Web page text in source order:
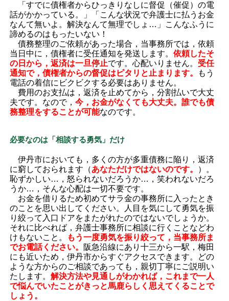
「すでに債権者からひっきりなしに督促（催促）の電
話がかかっている。」「こんな状況で弁護士に払うお金
なんて無いよ。解決なんて無理でしょ…」こんなふうに
諦めるのはもったいない！
債務整理のご依頼があった場合，当事務所では，依頼
当日中に，債権者に受任通知を発送します。 依頼したそ
の日から，返済は一旦停止です。心配いりません。 受任
通知で，債権者からの督促はピタリと止まります。
もう
電話の着信にビクビクする必要はありません。
費用のお支払は，返済を止めてから，分割払いで大丈
夫です。なので， 今，お金がなくても大丈夫。誰でも債
務整理をすることが可能なのです。
必要なのは「相談する勇気」だけ
伊丹市においても，多くの方が多重債務に陥り，返済
に窮しておられます（あなただけではないのです。
）。
恥ずかしい…，怒られないだろうか…，笑われないだろ
うか…，そんな心配は一切不要です。
お金を借りるため初めてサラ金の事務所に入ったとき
のことを思い出してください。人目を気にして勇気を振
り絞って入口ドアをまたがれたのではないでしょうか。
それに比べれば，弁護士事務所に相談に行くことなどわ
けもないこと。
もう一度勇気を振り絞って，当事務所ま
でお電話ください。
阪急沿線にあり十三から一駅，梅田
にも近いため，伊丹市からすぐアクセスできます。どの
ような方からのご相談であっても，親切丁寧にご説明い
たします。 解決方法や見通しがわかれば，これまで一人
で悩んでいたことがきっと馬鹿らしく思えてくることで
しょう。